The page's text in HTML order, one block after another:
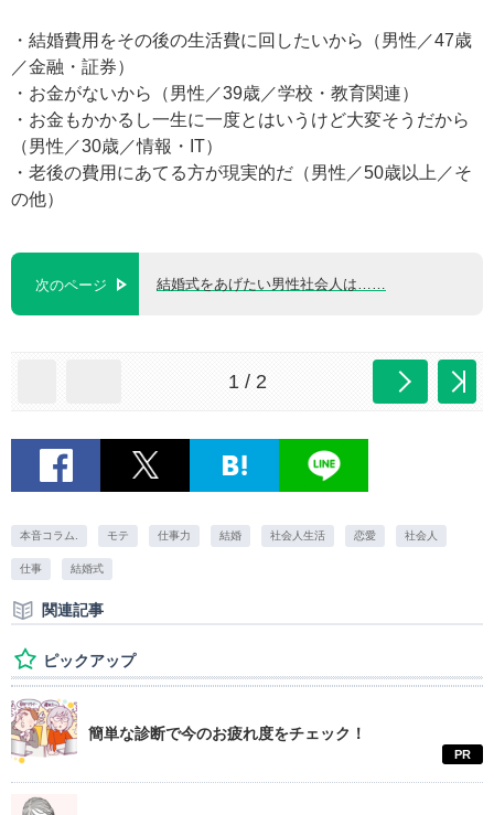
・結婚費用をその後の生活費に回したいから（男性／47歳
／金融・証券）
・お金がないから（男性／39歳／学校・教育関連）
・お金もかかるし一生に一度とはいうけど大変そうだから
（男性／30歳／情報・IT）
・老後の費用にあてる方が現実的だ（男性／50歳以上／そ
の他）
次のページ 結婚式をあげたい男性社会人は……
1 / 2
本音コラム. モテ 仕事力 結婚 社会人生活 恋愛 社会人
仕事 結婚式
関連記事
ピックアップ
簡単な診断で今のお疲れ度をチェック！
PR